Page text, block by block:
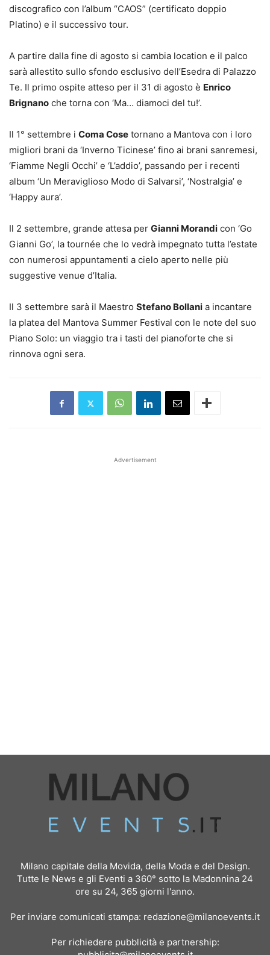
discografico con l’album “CAOS” (certificato doppio
Platino) e il successivo tour.
A partire dalla fine di agosto si cambia location e il palco
sarà allestito sullo sfondo esclusivo dell’Esedra di Palazzo
Te. Il primo ospite atteso per il 31 di agosto è Enrico
Brignano che torna con ‘Ma… diamoci del tu!’.
Il 1° settembre i Coma Cose tornano a Mantova con i loro
migliori brani da ‘Inverno Ticinese’ fino ai brani sanremesi,
‘Fiamme Negli Occhi’ e ‘L’addio’, passando per i recenti
album ‘Un Meraviglioso Modo di Salvarsi’, ‘Nostralgia’ e
‘Happy aura’.
Il 2 settembre, grande attesa per Gianni Morandi con ‘Go
Gianni Go’, la tournée che lo vedrà impegnato tutta l’estate
con numerosi appuntamenti a cielo aperto nelle più
suggestive venue d’Italia.
Il 3 settembre sarà il Maestro Stefano Bollani a incantare
la platea del Mantova Summer Festival con le note del suo
Piano Solo: un viaggio tra i tasti del pianoforte che si
rinnova ogni sera.
Advertisement
Milano capitale della Movida, della Moda e del Design.
Tutte le News e gli Eventi a 360° sotto la Madonnina 24
ore su 24, 365 giorni l'anno.
Per inviare comunicati stampa: redazione@milanoevents.it
Per richiedere pubblicità e partnership: